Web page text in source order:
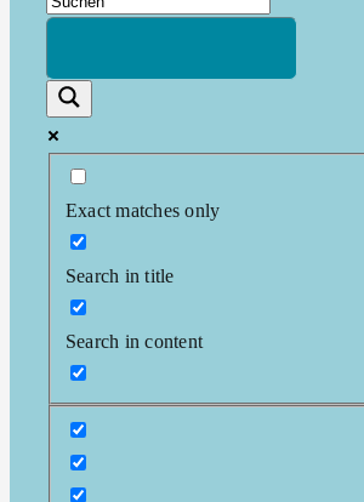
Exact matches only
Search in title
Search in content